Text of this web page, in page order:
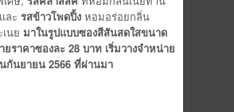
ละ รสข้าวโพดปิ้ง หอมอร่อยกลิ่น
นย มาในรูปแบบซองสีสันสดใสขนาด
ราคาซองละ 28 บาท เริ่มวางจำหน่าย
กันยายน 2566 ที่ผ่านมา